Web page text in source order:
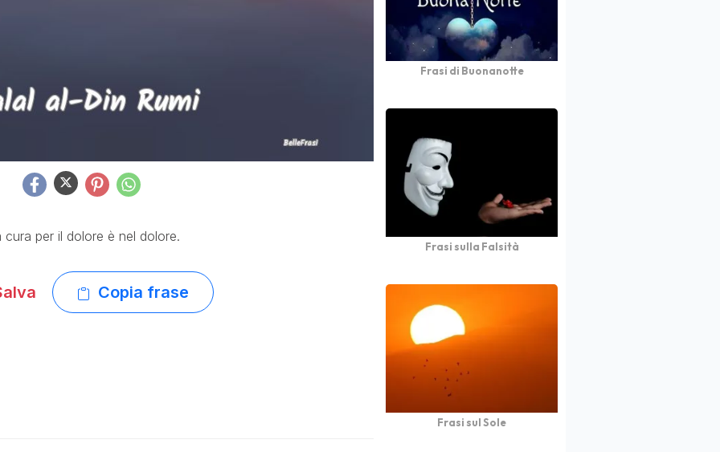
cura per il dolore è nel dolore.
Copia frase
Frasi di Buonanotte
Frasi sulla Falsità
Frasi sul Sole